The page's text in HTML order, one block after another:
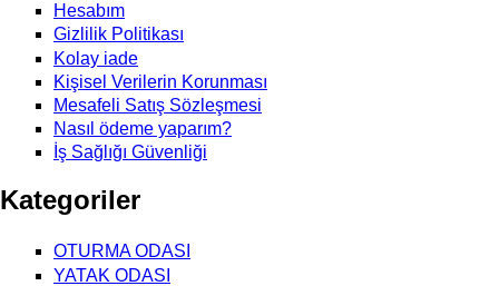
Hesabım
Gizlilik Politikası
Kolay iade
Kişisel Verilerin Korunması
Mesafeli Satış Sözleşmesi
Nasıl ödeme yaparım?
İş Sağlığı Güvenliği
Kategoriler
OTURMA ODASI
YATAK ODASI